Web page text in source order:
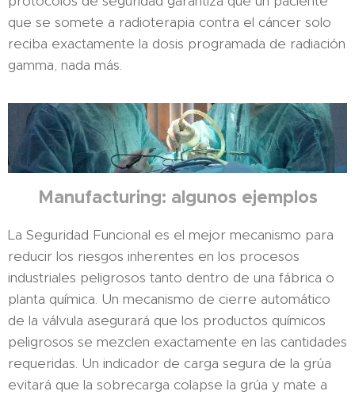
que se somete a radioterapia contra el cáncer solo
reciba exactamente la dosis programada de radiación
gamma, nada más.
Manufacturing: algunos ejemplos
La Seguridad Funcional es el mejor mecanismo para
reducir los riesgos inherentes en los procesos
industriales peligrosos tanto dentro de una fábrica o
planta química. Un mecanismo de cierre automático
de la válvula asegurará que los productos químicos
peligrosos se mezclen exactamente en las cantidades
requeridas. Un indicador de carga segura de la grúa
evitará que la sobrecarga colapse la grúa y mate a